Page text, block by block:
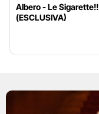
Albero - Le Sigarette!!
(ESCLUSIVA)